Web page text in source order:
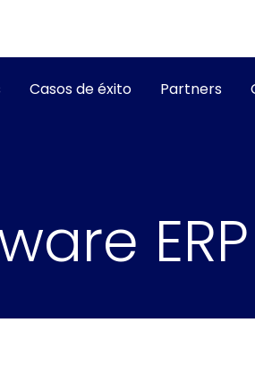
Casos de éxito Partners
ERP